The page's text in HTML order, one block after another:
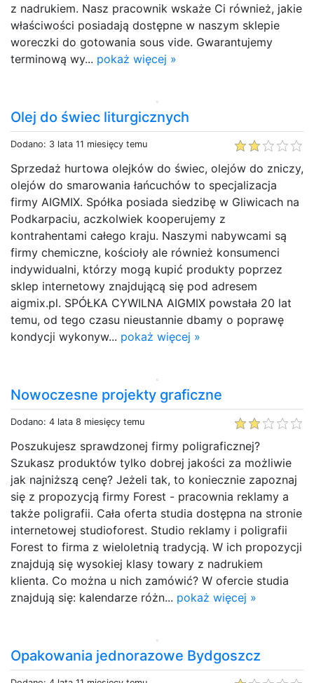
z nadrukiem. Nasz pracownik wskaże Ci również, jakie
właściwości posiadają dostępne w naszym sklepie
woreczki do gotowania sous vide. Gwarantujemy
terminową wy... pokaż więcej »
Olej do świec liturgicznych
Dodano: 3 lata 11 miesięcy temu
Sprzedaż hurtowa olejków do świec, olejów do zniczy,
olejów do smarowania łańcuchów to specjalizacja
firmy AIGMIX. Spółka posiada siedzibę w Gliwicach na
Podkarpaciu, aczkolwiek kooperujemy z
kontrahentami całego kraju. Naszymi nabywcami są
firmy chemiczne, kościoły ale również konsumenci
indywidualni, którzy mogą kupić produkty poprzez
sklep internetowy znajdującą się pod adresem
aigmix.pl. SPÓŁKA CYWILNA AIGMIX powstała 20 lat
temu, od tego czasu nieustannie dbamy o poprawę
kondycji wykonyw... pokaż więcej »
Nowoczesne projekty graficzne
Dodano: 4 lata 8 miesięcy temu
Poszukujesz sprawdzonej firmy poligraficznej?
Szukasz produktów tylko dobrej jakości za możliwie
jak najniższą cenę? Jeżeli tak, to koniecznie zapoznaj
się z propozycją firmy Forest - pracownia reklamy a
także poligrafii. Cała oferta studia dostępna na stronie
internetowej studioforest. Studio reklamy i poligrafii
Forest to firma z wieloletnią tradycją. W ich propozycji
znajdują się wysokiej klasy towary z nadrukiem
klienta. Co można u nich zamówić? W ofercie studia
znajdują się: kalendarze różn... pokaż więcej »
Opakowania jednorazowe Bydgoszcz